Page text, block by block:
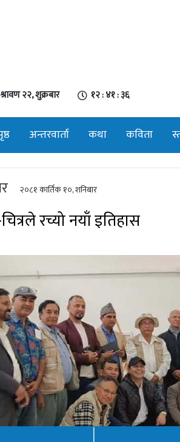
२२, शुक्रबार १२ : ४१ : ३७
अन्तरवार्ता कथा कविता
२०८१ कार्तिक १०, शनिबार
रच्यो नयाँ इतिहास